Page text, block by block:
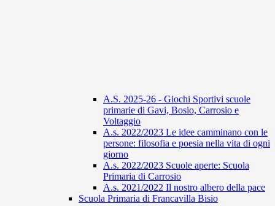
A.S. 2025-26 - Giochi Sportivi scuole
primarie di Gavi, Bosio, Carrosio e
Voltaggio
A.s. 2022/2023 Le idee camminano con le
persone: filosofia e poesia nella vita di ogni
giorno
A.s. 2022/2023 Scuole aperte: Scuola
Primaria di Carrosio
A.s. 2021/2022 Il nostro albero della pace
Scuola Primaria di Francavilla Bisio